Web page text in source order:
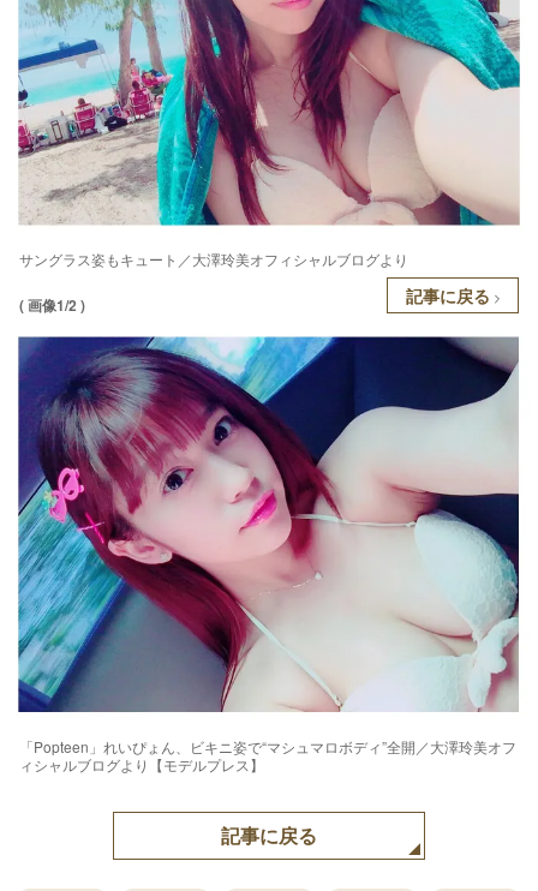
サングラス姿もキュート／大澤玲美オフィシャルブログより
( 画像1/2 ) 記事に戻る
「Popteen」れいぴょん、ビキニ姿で“マシュマロボディ”全開／大澤玲美オフ
ィシャルブログより【モデルプレス】
記事に戻る